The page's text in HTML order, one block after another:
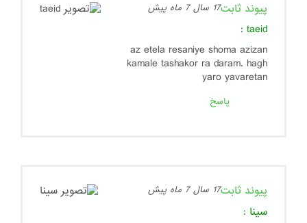
پیوند ثابت17 سال 7 ماه پیش
taeid
:
az etela resaniye shoma azizan
kamale tashakor ra daram. hagh
yaro yavaretan
پاسخ
پیوند ثابت17 سال 7 ماه پیش
سینا :